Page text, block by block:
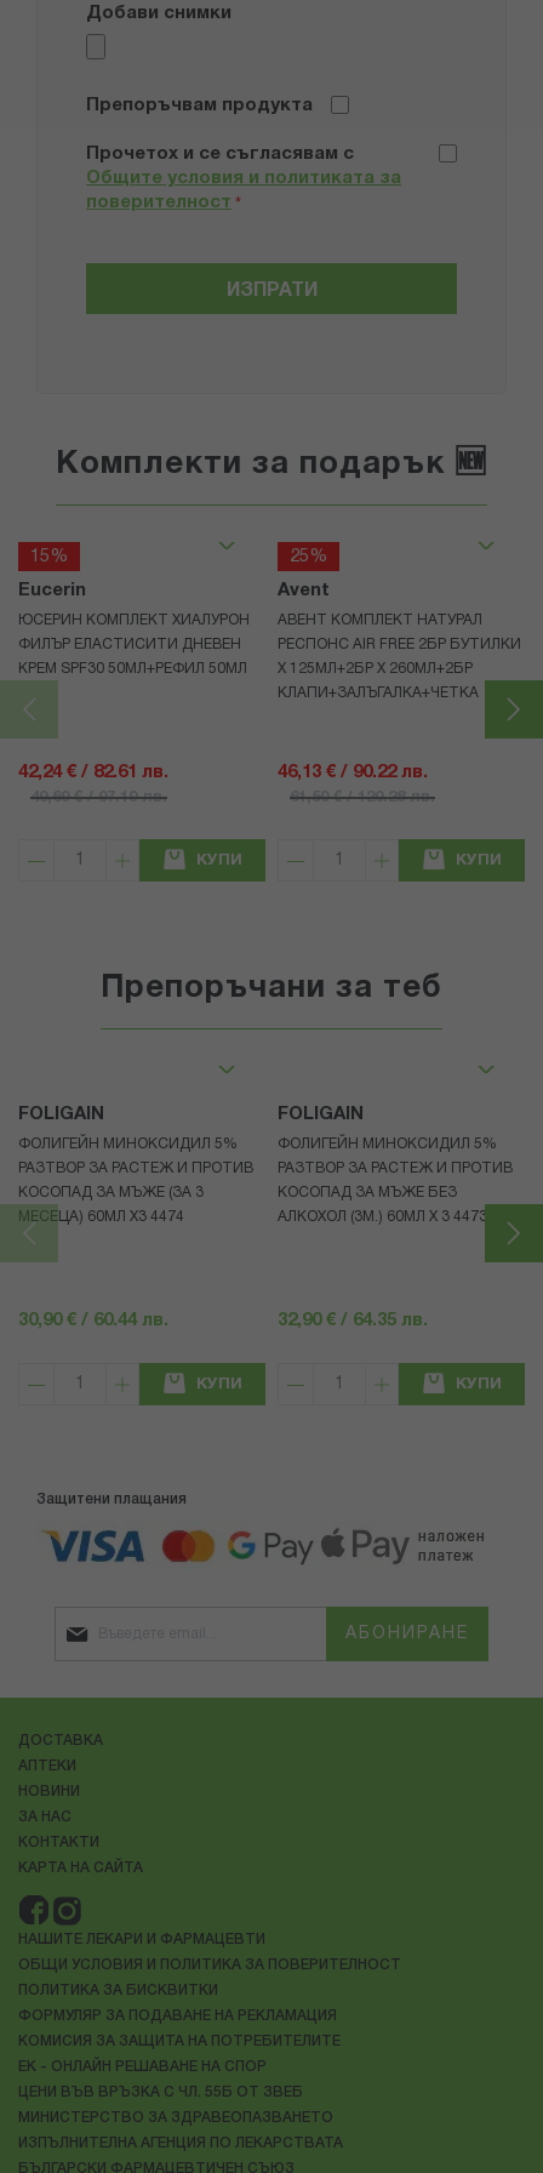
Добави снимки
Препоръчвам продукта
Прочетох и се съгласявам с
Общите условия и политиката за
поверителност *
ИЗПРАТИ
Комплекти за подарък 🆕
15%
Eucerin
ЮСЕРИН КОМПЛЕКТ ХИАЛУРОН
ФИЛЪР ЕЛАСТИСИТИ ДНЕВЕН
КРЕМ SPF30 50МЛ+РЕФИЛ 50МЛ
42,24 € / 82.61 лв.
49,69 € / 97.19 лв.
КУПИ
25%
Avent
АВЕНТ КОМПЛЕКТ НАТУРАЛ
РЕСПОНС AIR FREE 2БР БУТИЛКИ
Х 125МЛ+2БР Х 260МЛ+2БР
КЛАПИ+ЗАЛЪГАЛКА+ЧЕТКА
46,13 € / 90.22 лв.
61,50 € / 120.28 лв.
КУПИ
Препоръчани за теб
FOLIGAIN
ФОЛИГЕЙН МИНОКСИДИЛ 5%
РАЗТВОР ЗА РАСТЕЖ И ПРОТИВ
КОСОПАД ЗА МЪЖЕ (ЗА 3
МЕСЕЦА) 60МЛ X3 4474
30,90 € / 60.44 лв.
КУПИ
FOLIGAIN
ФОЛИГЕЙН МИНОКСИДИЛ 5%
РАЗТВОР ЗА РАСТЕЖ И ПРОТИВ
КОСОПАД ЗА МЪЖЕ БЕЗ
АЛКОХОЛ (3М.) 60МЛ X 3 4473
32,90 € / 64.35 лв.
КУПИ
Защитени плащания
АБОНИРАНЕ
ДОСТАВКА
АПТЕКИ
НОВИНИ
ЗА НАС
КОНТАКТИ
КАРТА НА САЙТА
НАШИТЕ ЛЕКАРИ И ФАРМАЦЕВТИ
ОБЩИ УСЛОВИЯ И ПОЛИТИКА ЗА ПОВЕРИТЕЛНОСТ
ПОЛИТИКА ЗА БИСКВИТКИ
ФОРМУЛЯР ЗА ПОДАВАНЕ НА РЕКЛАМАЦИЯ
КОМИСИЯ ЗА ЗАЩИТА НА ПОТРЕБИТЕЛИТЕ
ЕК - ОНЛАЙН РЕШАВАНЕ НА СПОР
ЦЕНИ ВЪВ ВРЪЗКА С ЧЛ. 55Б ОТ ЗВЕБ
МИНИСТЕРСТВО ЗА ЗДРАВЕОПАЗВАНЕТО
ИЗПЪЛНИТЕЛНА АГЕНЦИЯ ПО ЛЕКАРСТВАТА
БЪЛГАРСКИ ФАРМАЦЕВТИЧЕН СЪЮЗ